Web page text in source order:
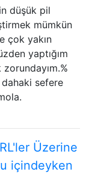
düşük pil
mümkün
çok yakın
yaptığım
sefere
Üzerine
içindeyken